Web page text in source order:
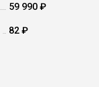
59 990 ₽
82 ₽